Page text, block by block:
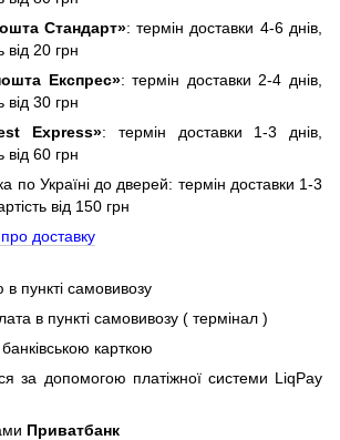
Стандарт»: термін доставки 4-6 днів,
від 20 грн
Експрес»: термін доставки 2-4 днів,
від 30 грн
Express»: термін доставки 1-3 днів,
від 60 грн
по Україні до дверей: термін доставки 1-3
від 150 грн
доставку
в пункті самовивозу
в пункті самовивозу ( термінал )
карткою
за допомогою платіжної системи LiqPay
Приватбанк